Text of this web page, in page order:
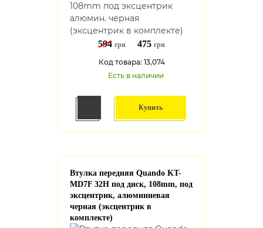
594 грн 475 грн
Код товара: 13,074
Есть в наличии
Купить
Втулка передняя Quando KT-
MD7F 32H под диск, 108mm, под
эксцентрик, алюминиевая
черная (эксцентрик в
комплекте)